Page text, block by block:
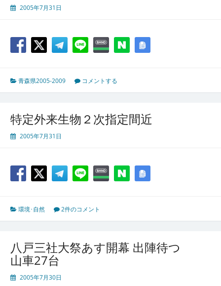
2005年7月31日
青森県2005-2009 コメントする
特定外来生物２次指定間近
2005年7月31日
環境･自然 2件のコメント
八戸三社大祭あす開幕 出陣待つ
山車27台
2005年7月30日